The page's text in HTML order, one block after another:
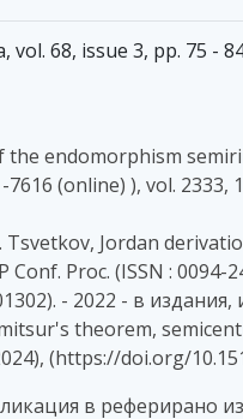
vol. 68, issue 3, pp. 75 -
the endomorphism
7616 (online) ), vol.
Tsvetkov, Jordan
Conf. Proc. (ISSN :
- 2022 - в издания,
theorem,
(https://doi.org/
в реферирано